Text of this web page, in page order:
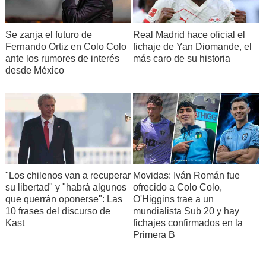
Se zanja el futuro de
Fernando Ortiz en Colo Colo
ante los rumores de interés
desde México
Real Madrid hace oficial el
fichaje de Yan Diomande, el
más caro de su historia
"Los chilenos van a recuperar
su libertad" y "habrá algunos
que querrán oponerse": Las
10 frases del discurso de
Kast
Movidas: Iván Román fue
ofrecido a Colo Colo,
O'Higgins trae a un
mundialista Sub 20 y hay
fichajes confirmados en la
Primera B